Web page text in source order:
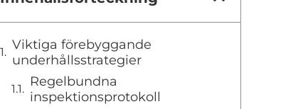
Viktiga förebyggande
underhållsstrategier
Regelbundna
inspektionsprotokoll